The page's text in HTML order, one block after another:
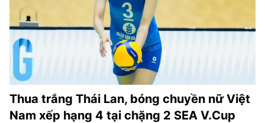
Thua trắng Thái Lan, bóng chuyền nữ Việt
Nam xếp hạng 4 tại chặng 2 SEA V.Cup